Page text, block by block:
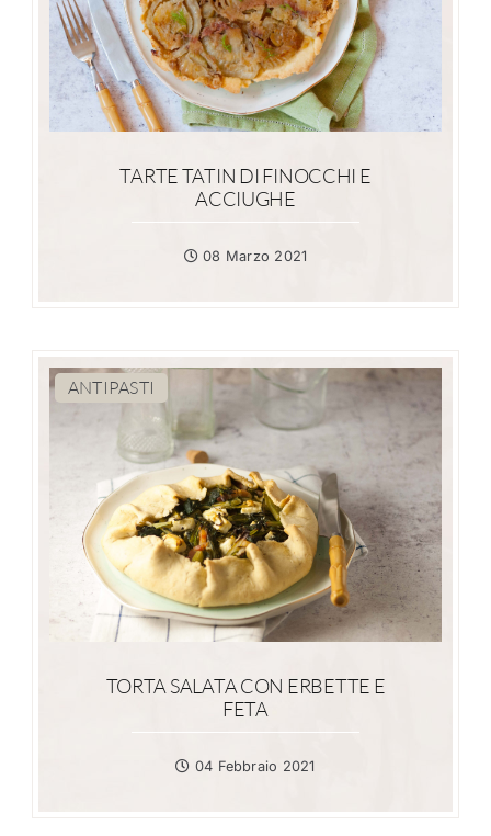
TARTE TATIN DI FINOCCHI E
ACCIUGHE
08 Marzo 2021
ANTIPASTI
TORTA SALATA CON ERBETTE E
FETA
04 Febbraio 2021